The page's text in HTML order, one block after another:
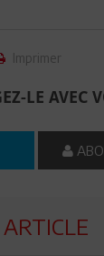
Imprimer
LE AVEC